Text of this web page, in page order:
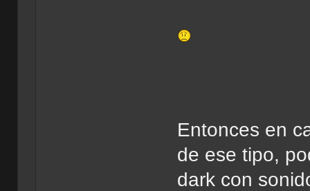
Entonces en
de ese tipo,
dark con